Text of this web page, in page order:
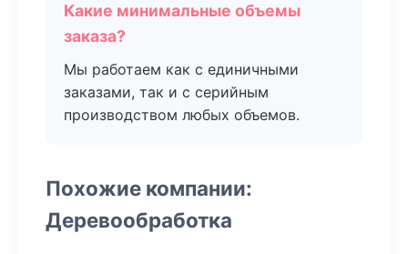
Какие минимальные объемы
заказа?
Мы работаем как с единичными
заказами, так и с серийным
производством любых объемов.
Похожие компании:
Деревообработка